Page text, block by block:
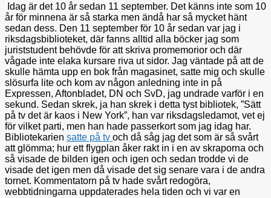
Idag är det 10 år sedan 11 september. Det känns inte som 10
år för minnena är så starka men ändå har så mycket hänt
sedan dess. Den 11 september för 10 år sedan var jag i
riksdagsbiblioteket, där fanns alltid alla böcker jag som
juriststudent behövde för att skriva promemorior och där
vågade inte elaka kursare riva ut sidor. Jag väntade på att de
skulle hämta upp en bok från magasinet, satte mig och skulle
slösurfa lite och kom av någon anledning inte in på
Expressen, Aftonbladet, DN och SvD, jag undrade varför i en
sekund. Sedan skrek, ja han skrek i detta tyst bibliotek, ”Sätt
på tv det är kaos i New York”, han var riksdagsledamot, vet ej
för vilket parti, men han hade passerkort som jag idag har.
Bibliotekarien satte på tv och då såg jag det som är så svårt
att glömma; hur ett flygplan åker rakt in i en av skraporna och
så visade de bilden igen och igen och sedan trodde vi de
visade det igen men då visade det sig senare vara i de andra
tornet. Kommentatorn på tv hade svårt redogöra,
webbtidningarna uppdaterades hela tiden och vi var en